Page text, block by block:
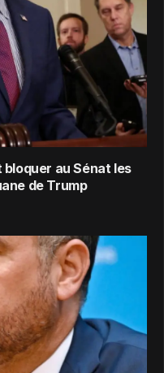
au Sénat les
de Trump